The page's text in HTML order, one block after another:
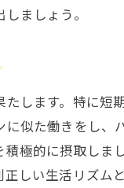
ましょう。
します。特に
似た働きをし
極的に摂取し
しい生活リズ